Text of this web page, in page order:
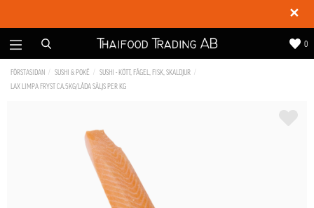
✕
0
FÖRSTASIDAN SUSHI & POKÉ
SUSHI - KÖTT, FÅGEL, FISK, SKALDJUR
LAX LIMPA FRYST CA.5KG/LÅDA SÄLJS PER KG